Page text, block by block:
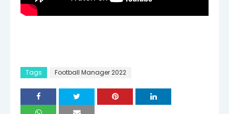
Tags Football Manager 2022